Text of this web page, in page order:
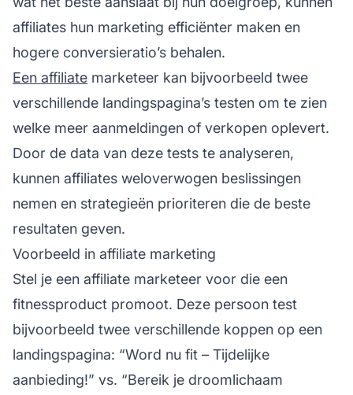
affiliates hun marketing efficiënter maken en
hogere conversieratio’s behalen.
Een affiliate marketeer kan bijvoorbeeld twee
verschillende landingspagina’s testen om te zien
welke meer aanmeldingen of verkopen oplevert.
Door de data van deze tests te analyseren,
kunnen affiliates weloverwogen beslissingen
nemen en strategieën prioriteren die de beste
resultaten geven.
Voorbeeld in affiliate marketing
Stel je een affiliate marketeer voor die een
fitnessproduct promoot. Deze persoon test
bijvoorbeeld twee verschillende koppen op een
landingspagina: “Word nu fit – Tijdelijke
aanbieding!” vs. “Bereik je droomlichaam